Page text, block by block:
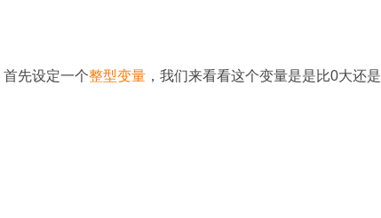
先设定一个整型变量 ，我们来看看这个变量是是比0大还是